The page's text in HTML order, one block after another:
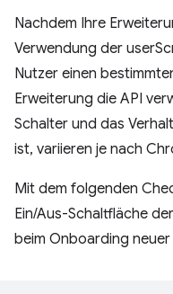
Nachdem Ihre
Verwendung der
Nutzer einen
Erweiterung die API
Schalter und das
ist, variieren je nach
Mit dem folgenden
Ein/Aus-Schaltfläche
beim Onboarding neuer